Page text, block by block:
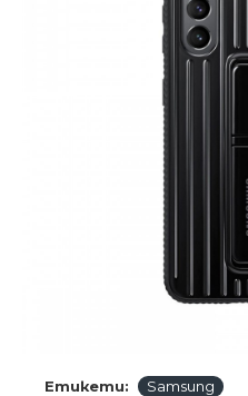
Етикети: Samsung